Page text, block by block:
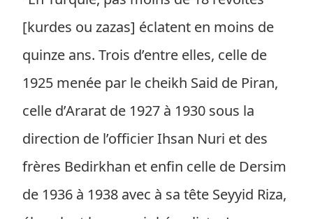
[kurdes ou zazas] éclatent en moins de
quinze ans. Trois d’entre elles, celle de
1925 menée par le cheikh Said de Piran,
celle d’Ararat de 1927 à 1930 sous la
direction de l’officier Ihsan Nuri et des
frères Bedirkhan et enfin celle de Dersim
de 1936 à 1938 avec à sa tête Seyyid Riza,